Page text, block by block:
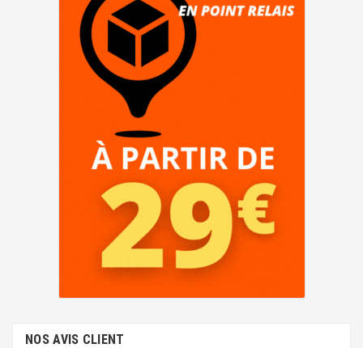
NOS AVIS CLIENT